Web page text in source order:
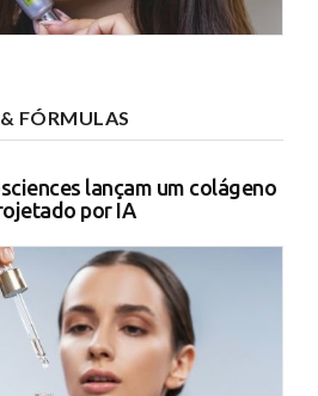
FÓRMULAS
lançam um colágeno
por IA